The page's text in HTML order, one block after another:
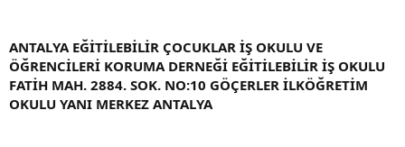
ANTALYA EĞİTİLEBİLİR ÇOCUKLAR İŞ OKULU VE
ÖĞRENCİLERİ KORUMA DERNEĞİ EĞİTİLEBİLİR İŞ OKULU
FATİH MAH. 2884. SOK. NO:10 GÖÇERLER İLKÖĞRETİM
OKULU YANI MERKEZ ANTALYA